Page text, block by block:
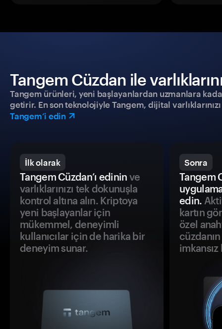
Tangem Cüzdan ile
Tangem ürünleri, yeni başlayanlardan uzmanlara
getirir. En son teknolojiyle Tangem, dijital
Tangem’i edin
İlk olarak
Tangem Cüzdan’ı edinin ve
varlıklarınızı tek dokunuşla
kontrol altına alın. Kriptoya
yeni başlayanlar için
mükemmel, deneyimli
kullanıcılar için de harika bir
deneyim sunar.
Sonra
Tangem
edin.
kartın
özel